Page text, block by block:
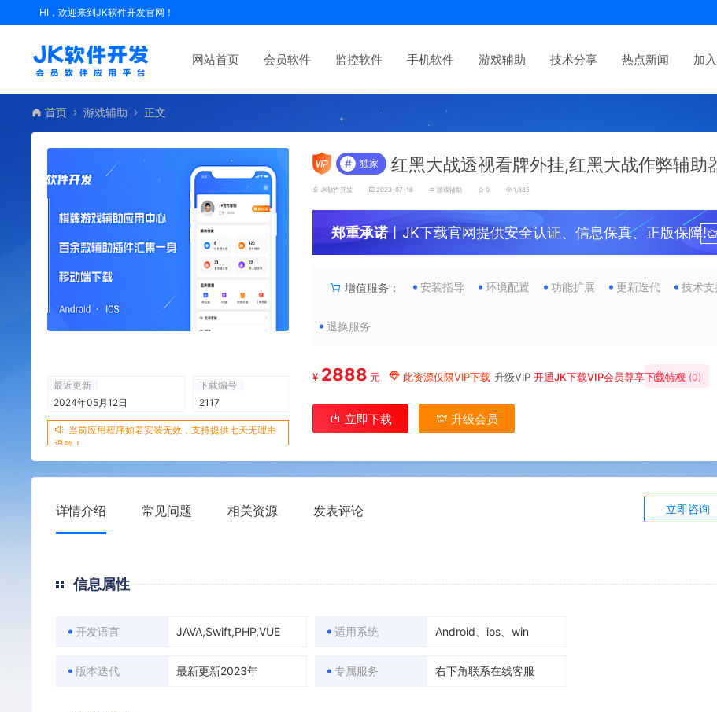
HI，欢迎来到JK软件开发官网！
网站首页 会员软件 监控软件 手机软件 游戏辅助 技术分享 热点新闻 加
首页 游戏辅助 正文
最近更新
2024年05月12日
下载编号
2117
当前应用程序如若安装无效，支持提供七天无理由
退款！
# 独家 红黑大战透视看牌外挂,红黑大战作弊辅助
JK软件开发 2023-07-18 游戏辅助 0 1,885
郑重承诺丨JK下载官网提供安全认证、信息保真、正版保障!
增值服务： 安装指导 环境配置 功能扩展 更新迭代 技术支
退换服务
¥ 2888 元 此资源仅限VIP下载 升级VIP 开通JK下载VIP会员尊享下载特权
点赞 (0)
立即下载 升级会员
详情介绍 常见问题 相关资源 发表评论 立即咨询
信息属性
开发语言 JAVA,Swift,PHP,VUE 适用系统 Android、ios、win
版本迭代 最新更新2023年 专属服务 右下角联系在线客服